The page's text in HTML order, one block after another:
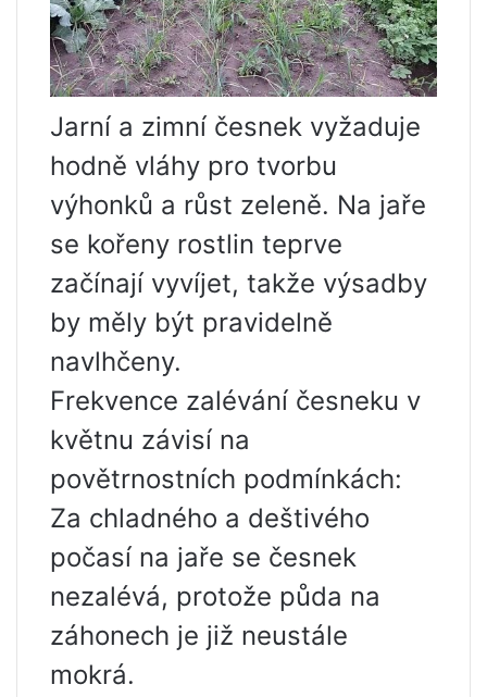
Jarní a zimní česnek vyžaduje
hodně vláhy pro tvorbu
výhonků a růst zeleně. Na jaře
se kořeny rostlin teprve
začínají vyvíjet, takže výsadby
by měly být pravidelně
navlhčeny.
Frekvence zalévání česneku v
květnu závisí na
povětrnostních podmínkách:
Za chladného a deštivého
počasí na jaře se česnek
nezalévá, protože půda na
záhonech je již neustále
mokrá.